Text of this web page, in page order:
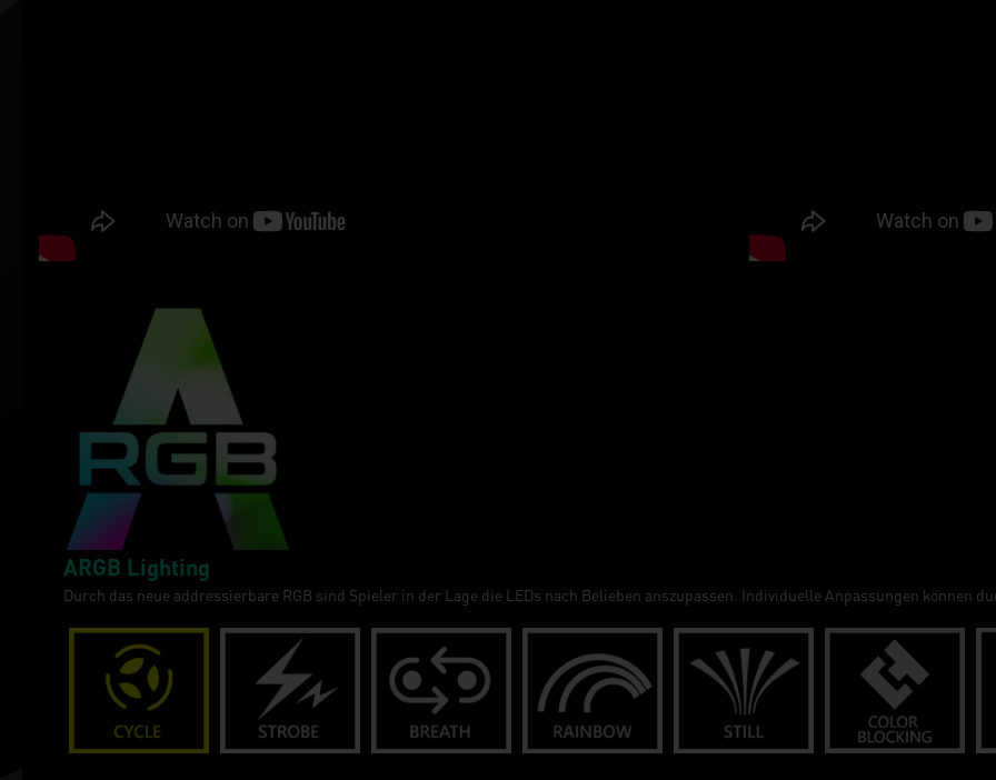
ARGB Lighting
Durch das neue addressierbare RGB sind Spieler in der Lage die LEDs nach Belieben anszupassen. Individuelle Anpassungen können